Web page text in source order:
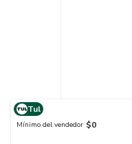
Tul
Mínimo del vendedor $0